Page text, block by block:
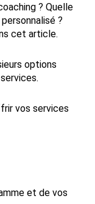
? Quelle
?
cet article.
options
vos services
et de vos